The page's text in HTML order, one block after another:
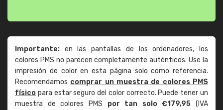
Importante: en las pantallas de los ordenadores, los
colores PMS no parecen completamente auténticos. Use la
impresión de color en esta página solo como referencia.
Recomendamos comprar un muestra de colores PMS
físico para estar seguro del color correcto. Puede tener un
muestra de colores PMS por tan solo €179,95 (IVA